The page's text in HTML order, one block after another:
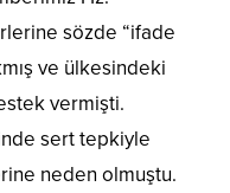
sözde “ifade
ve ülkesindeki
vermişti.
sert tepkiyle
neden olmuştu.